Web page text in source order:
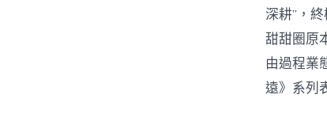
深耕”，
甜甜圈原
由過程業
遠》系列